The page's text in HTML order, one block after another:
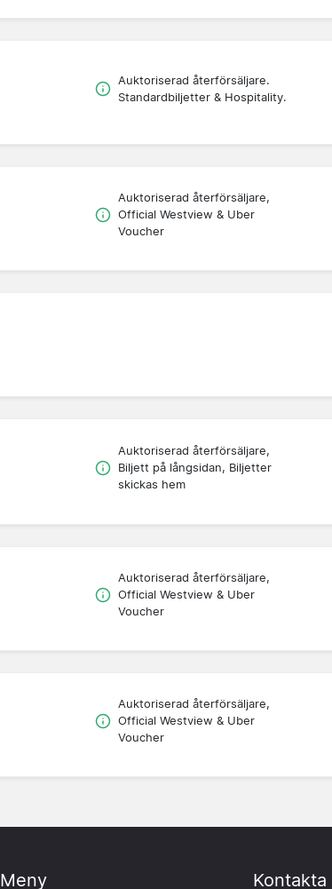
Auktoriserad återförsäljare.
Standardbiljetter & Hospitality.
Auktoriserad återförsäljare,
Official Westview & Uber
Voucher
Auktoriserad återförsäljare,
Biljett på långsidan, Biljetter
skickas hem
Auktoriserad återförsäljare,
Official Westview & Uber
Voucher
Auktoriserad återförsäljare,
Official Westview & Uber
Voucher
Meny Kontakta